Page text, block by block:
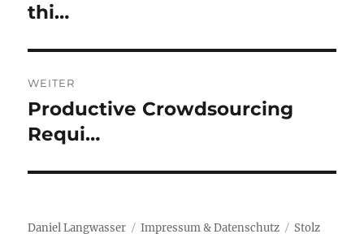
Beitrag:
thi…
WEITER
Nächster
Beitrag:
Productive Crowdsourcing
Requi…
Daniel Langwasser Impressum & Datenschutz Stolz